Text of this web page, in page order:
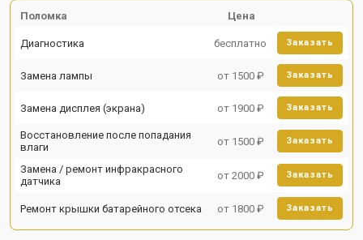
Поломка Цена
Диагностика бесплатно Заказать
Замена лампы от 1500 ₽ Заказать
Замена дисплея (экрана) от 1900 ₽ Заказать
Восстановление после попадания
влаги
от 1500 ₽ Заказать
Замена / ремонт инфракрасного
датчика
от 2000 ₽ Заказать
Ремонт крышки батарейного отсека от 1800 ₽ Заказать